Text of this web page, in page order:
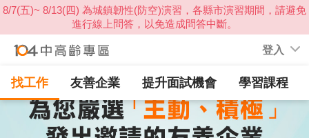
登入
找工作 友善企業 提升面試機會 學習課程